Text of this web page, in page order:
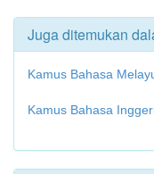
Juga ditemukan
Kamus Bahasa
Kamus Bahasa